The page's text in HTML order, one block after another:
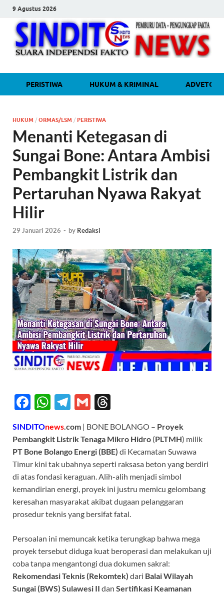
9 Agustus 2026
Media Independen Faktual dan
Terpercaya
PERISTIWA HUKUM & KRIMINAL
HUKUM / ORMAS/LSM / PERISTIWA
Menanti Ketegasan di
Sungai Bone: Antara Ambisi
Pembangkit Listrik dan
Pertaruhan Nyawa Rakyat
Hilir
29 Januari 2026 - by Redaksi
F
e
b
o
o
k
W
at
s
A
p
p
T
e
gr
a
m
G
ail e
a
ds
SINDITOnews.com | BONE BOLANGO – Proyek
Pembangkit Listrik Tenaga Mikro Hidro (PLTMH) milik
PT Bone Bolango Energi (BBE) di Kecamatan Suwawa
Timur kini tak ubahnya seperti raksasa beton yang berdiri
di atas fondasi keraguan. Alih-alih menjadi simbol
kemandirian energi, proyek ini justru memicu gelombang
keresahan masyarakat akibat dugaan pelanggaran
prosedur teknis yang bersifat fatal.
Persoalan ini memuncak ketika terungkap bahwa mega
proyek tersebut diduga kuat beroperasi dan melakukan uji
coba tanpa mengantongi dua dokumen sakral:
Rekomendasi Teknis (Rekomtek) dari Balai Wilayah
Sungai (BWS) Sulawesi II dan Sertifikasi Keamanan